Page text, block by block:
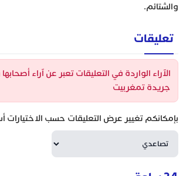
والشتائم.
تعليقات
الآراء الواردة في التعليقات تعبر عن آراء
جريدة تمغربيت
بإمكانكم تغيير عرض التعليقات حسب الاختيارات